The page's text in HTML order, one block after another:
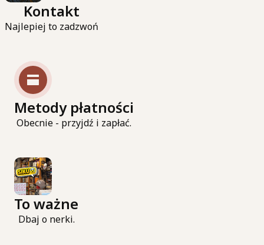
Kontakt
Najlepiej to zadzwoń
Metody płatności
Obecnie - przyjdź i zapłać.
To ważne
Dbaj o nerki.